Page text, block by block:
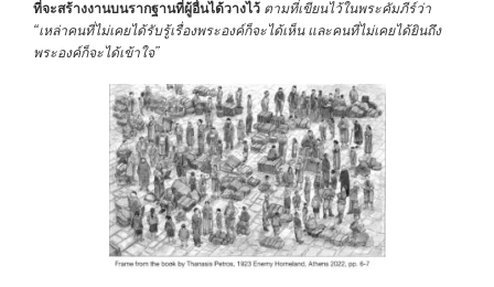
ที่จะสร้างงานบนรากฐานที่ผู้อื่นได้วางไว้ ตามที่เขียนไว้ในพระคัมภีร์ว่า
“เหล่าคนที่ไม่เคยได้รับรู้เรื่องพระองค์ก็จะได้เห็น และคนที่ไม่เคยได้ยินถึง
พระองค์ก็จะได้เข้าใจ”